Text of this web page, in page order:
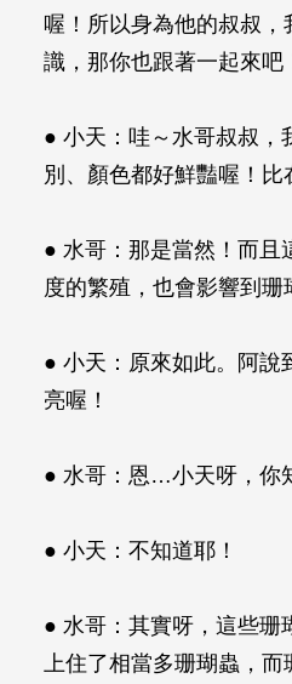
喔！所以身為他的叔叔
識，那你也跟著一起來吧
● 小天：哇～水哥叔叔，
別、顏色都好鮮豔喔！
● 水哥：那是當然！而且
度的繁殖，也會影響到珊
● 小天：原來如此。阿說
亮喔！
● 水哥：恩…小天呀，你
● 小天：不知道耶！
● 水哥：其實呀，這些珊
上住了相當多珊瑚蟲，